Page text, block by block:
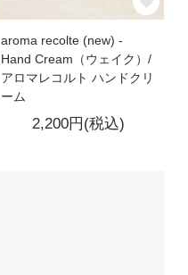
aroma recolte (new) -
Hand Cream（ウェイク）/
アロマレコルト ハンドクリ
ーム
2,200円(税込)